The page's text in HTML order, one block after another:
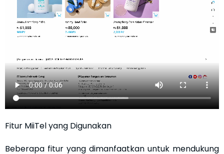
Fitur MiiTel yang Digunakan
Beberapa fitur yang dimanfaatkan untuk mendukung